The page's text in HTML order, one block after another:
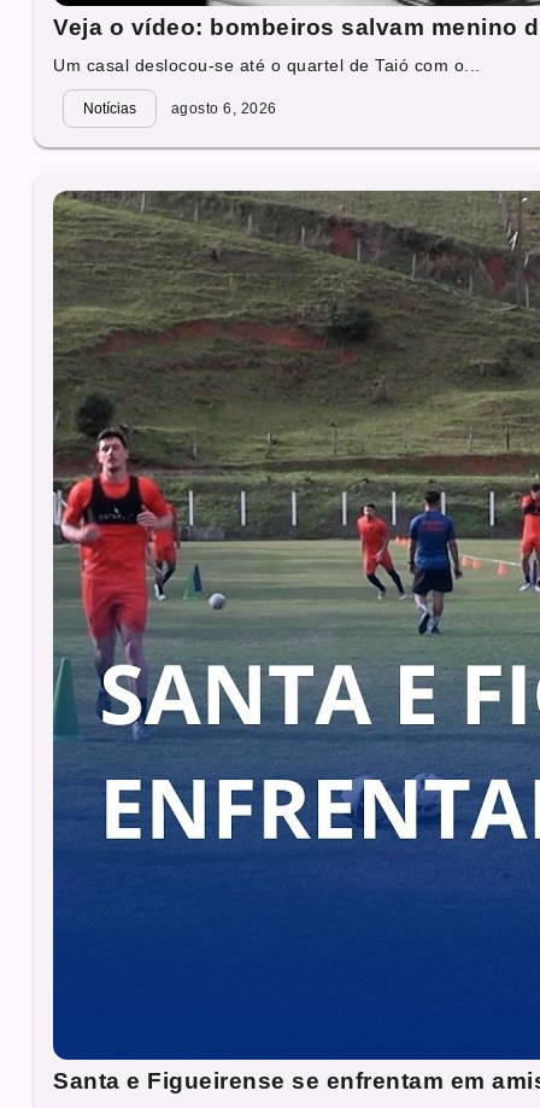
Veja o vídeo: bombeiros salvam menino
Um casal deslocou-se até o quartel de Taió com o...
Notícias agosto 6, 2026
Santa e Figueirense se enfrentam em